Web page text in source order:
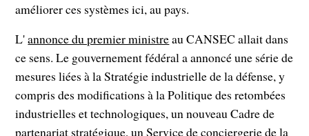
améliorer ces systèmes ici, au pays.
L'annonce du premier ministreau CANSEC allait dans
ce sens. Le gouvernement fédéral a annoncé une série de
mesures liées à la Stratégie industrielle de la défense, y
compris des modifications à la Politique des retombées
industrielles et technologiques, un nouveau Cadre de
partenariat stratégique, un Service de conciergerie de la